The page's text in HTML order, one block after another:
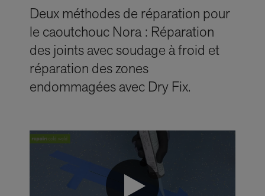
Deux méthodes de réparation pour
le caoutchouc Nora : Réparation
des joints avec soudage à froid et
réparation des zones
endommagées avec Dry Fix.